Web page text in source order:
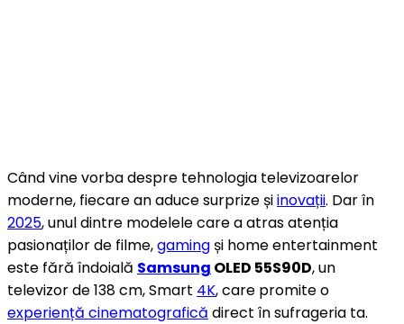
Când vine vorba despre tehnologia televizoarelor
moderne, fiecare an aduce surprize șiinovații. Dar în
2025, unul dintre modelele care a atras atenția
pasionaților de filme,gamingși home entertainment
este fără îndoială Samsung OLED 55S90D, un
televizor de 138 cm, Smart 4K, care promite o
experiență cinematografică direct în sufrageria ta.